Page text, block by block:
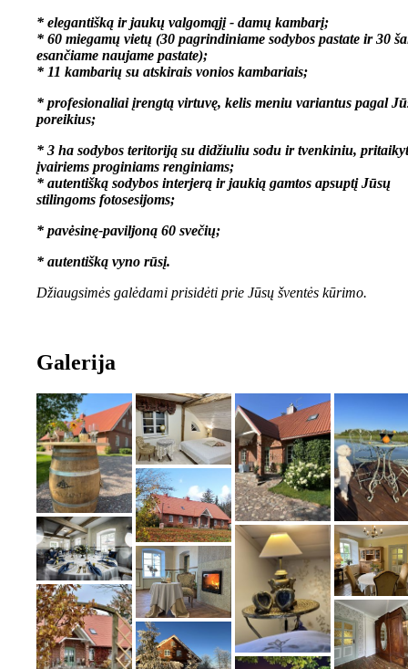
* elegantišką ir jaukų valgomąjį - damų kambarį;
* 60 miegamų vietų (30 pagrindiniame sodybos pastate ir 30
esančiame naujame pastate);
* 11 kambarių su atskirais vonios kambariais;
* profesionaliai įrengtą virtuvę, kelis meniu variantus pagal
poreikius;
* 3 ha sodybos teritoriją su didžiuliu sodu ir tvenkiniu,
įvairiems proginiams renginiams;
* autentišką sodybos interjerą ir jaukią gamtos apsuptį Jūsų
stilingoms fotosesijoms;
* pavėsinę-paviljoną 60 svečių;
* autentišką vyno rūsį.
Džiaugsimės galėdami prisidėti prie Jūsų šventės kūrimo.
Galerija